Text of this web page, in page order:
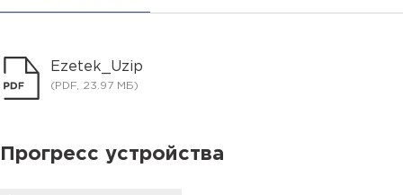
Ezetek_Uzip
(PDF, 23.97 МБ)
Прогресс устройства